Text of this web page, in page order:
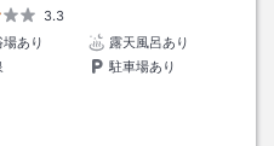
3.3
場あり
露天風呂あり
駐車場あり